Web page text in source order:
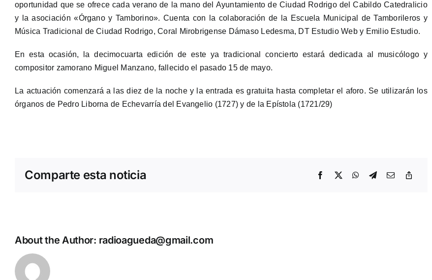
oportunidad que se ofrece cada verano de la mano del Ayuntamiento de Ciudad Rodrigo del Cabildo Catedralicio
y la asociación «Órgano y Tamborino». Cuenta con la colaboración de la Escuela Municipal de Tamborileros y
Música Tradicional de Ciudad Rodrigo, Coral Mirobrigense Dámaso Ledesma, DT Estudio Web y Emilio Estudio.
En esta ocasión, la decimocuarta edición de este ya tradicional concierto estará dedicada al musicólogo y
compositor zamorano Miguel Manzano, fallecido el pasado 15 de mayo.
La actuación comenzará a las diez de la noche y la entrada es gratuita hasta completar el aforo. Se utilizarán los
órganos de Pedro Liborna de Echevarría del Evangelio (1727) y de la Epístola (1721/29)
Comparte esta noticia
About the Author: radioagueda@gmail.com